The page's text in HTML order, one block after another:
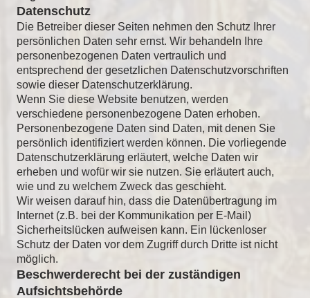
Datenschutz
Die Betreiber dieser Seiten nehmen den Schutz Ihrer
persönlichen Daten sehr ernst. Wir behandeln Ihre
personenbezogenen Daten vertraulich und
entsprechend der gesetzlichen Datenschutzvorschriften
sowie dieser Datenschutzerklärung.
Wenn Sie diese Website benutzen, werden
verschiedene personenbezogene Daten erhoben.
Personenbezogene Daten sind Daten, mit denen Sie
persönlich identifiziert werden können. Die vorliegende
Datenschutzerklärung erläutert, welche Daten wir
erheben und wofür wir sie nutzen. Sie erläutert auch,
wie und zu welchem Zweck das geschieht.
Wir weisen darauf hin, dass die Datenübertragung im
Internet (z.B. bei der Kommunikation per E-Mail)
Sicherheitslücken aufweisen kann. Ein lückenloser
Schutz der Daten vor dem Zugriff durch Dritte ist nicht
möglich.
Beschwerderecht bei der zuständigen
Aufsichtsbehörde